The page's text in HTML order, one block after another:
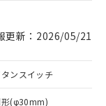
更新：2026/05/21
ンスイッチ
(φ30mm)